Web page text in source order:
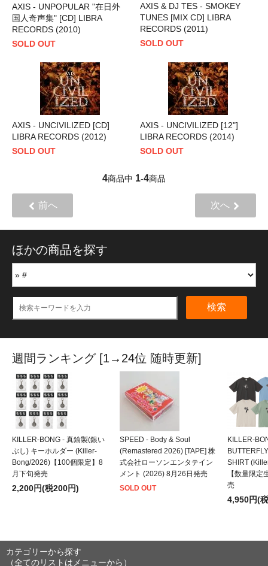
AXIS - UNPOPULAR "在日外
国人奇声集" [CD] LIBRA
RECORDS (2010)
SOLD OUT
AXIS & DJ TES - SMOKEY
TUNES [MIX CD] LIBRA
RECORDS (2011)
SOLD OUT
AXIS - UNCIVILIZED [CD]
LIBRA RECORDS (2012)
SOLD OUT
AXIS - UNCIVILIZED [12"]
LIBRA RECORDS (2014)
SOLD OUT
4商品中 1-4商品
前へ 次へ
ほかの商品を探す
検索
週間ランキング [1→24位 随時更新]
KILLER-BONG - 真鍮製(銀い
ぶし) キーホルダー (Killer-
Bong/2026)【100個限定】8
月下旬発売
2,200円(税200円)
SPEED - Body & Soul
(Remastered 2026) [TAPE] 株
式会社ローソンエンタテイン
メント (2026) 8月26日発売
SOLD OUT
KILLER-
SHIRT
【数量限定
売
4,950円(
カテゴリーから探す
（全てのリストはメニューから）